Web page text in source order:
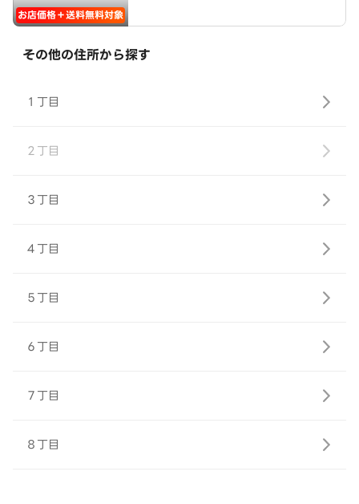
お店価格＋送料無料対象
その他の住所から探す
１丁目
２丁目
３丁目
４丁目
５丁目
６丁目
７丁目
８丁目